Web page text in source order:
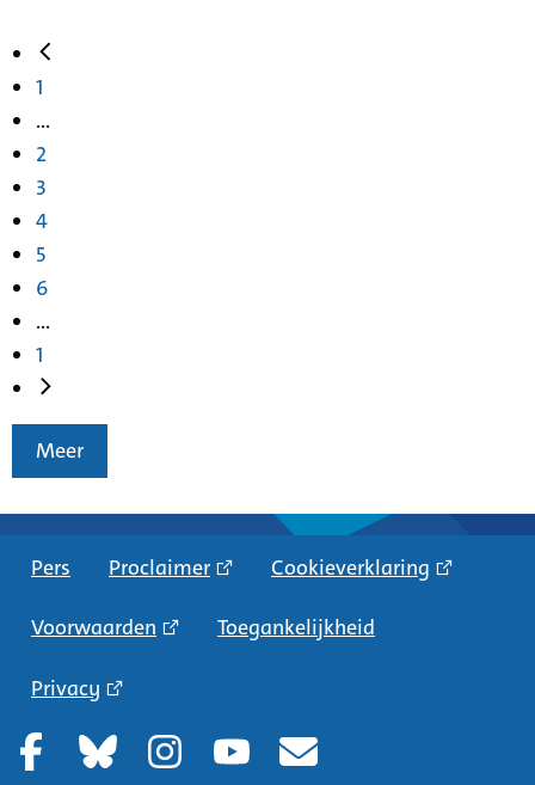
1
...
2
3
4
5
6
...
1
Meer
Pers Proclaimer Cookieverklaring
Voorwaarden Toegankelijkheid
Privacy